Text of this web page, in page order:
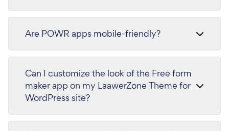
Are POWR apps mobile-friendly?
Can I customize the look of the Free form
maker app on my LaawerZone Theme for
WordPress site?